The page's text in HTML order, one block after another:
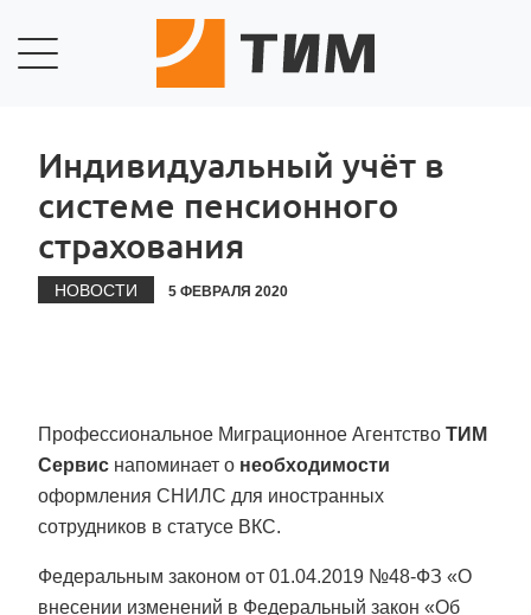
Индивидуальный учёт в
системе пенсионного
страхования
НОВОСТИ 5 ФЕВРАЛЯ 2020
Профессиональное Миграционное Агентство ТИМ
Сервис напоминает о необходимости
оформления СНИЛС для иностранных
сотрудников в статусе ВКС.
Федеральным законом от 01.04.2019 №48-ФЗ «О
внесении изменений в Федеральный закон «Об